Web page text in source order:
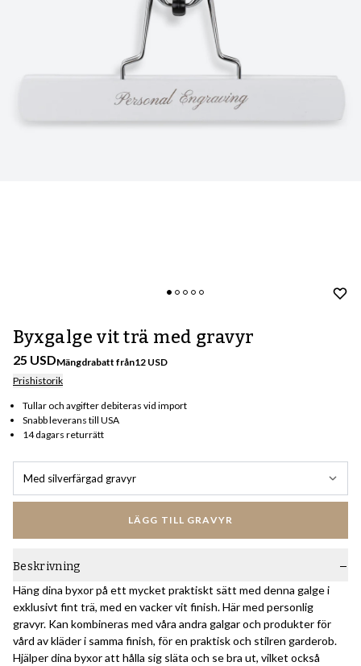
Byxgalge vit trä med gravyr
25 USDMängdrabatt från12 USD
Prishistorik
Tullar och avgifter debiteras vid import
Snabb leverans till USA
14 dagars returrätt
Med silverfärgad gravyr
LÄGG TILL GRAVYR
Beskrivning
Häng dina byxor på ett mycket praktiskt sätt med denna galge i
exklusivt fint trä, med en vacker vit finish. Här med personlig
gravyr. Kan kombineras med våra andra galgar och produkter för
vård av kläder i samma finish, för en praktisk och stilren garderob.
Hjälper dina byxor att hålla sig släta och se bra ut, vilket också